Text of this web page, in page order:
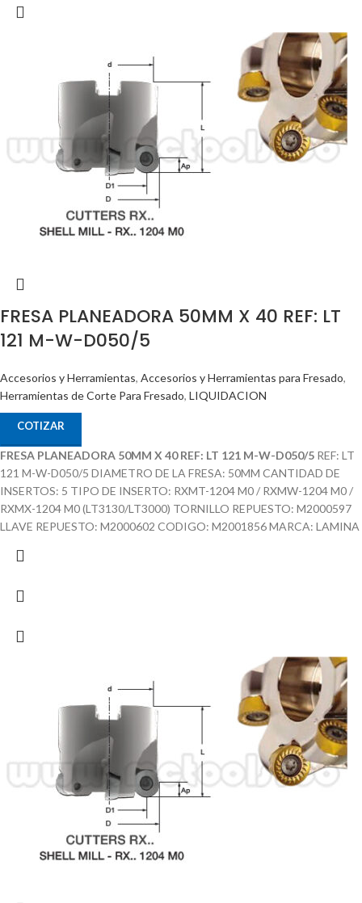
FRESA PLANEADORA 50MM X 40 REF: LT
121 M-W-D050/5
Accesorios y Herramientas, Accesorios y Herramientas para Fresado,
Herramientas de Corte Para Fresado, LIQUIDACION
COTIZAR
FRESA PLANEADORA 50MM X 40 REF: LT 121 M-W-D050/5 REF: LT
121 M-W-D050/5 DIAMETRO DE LA FRESA: 50MM CANTIDAD DE
INSERTOS: 5 TIPO DE INSERTO: RXMT-1204 M0 / RXMW-1204 M0 /
RXMX-1204 M0 (LT3130/LT3000) TORNILLO REPUESTO: M2000597
LLAVE REPUESTO: M2000602 CODIGO: M2001856 MARCA: LAMINA